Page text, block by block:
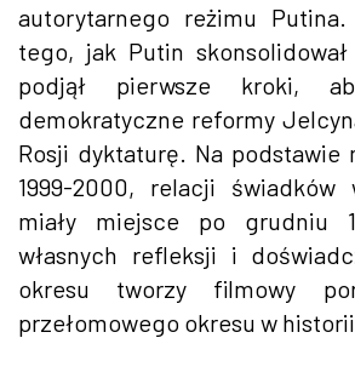
autorytarnego reżimu
tego, jak Putin
podjął pierwsze kroki,
demokratyczne reformy
Rosji dyktaturę. Na podstawie
1999-2000, relacji świadków
miały miejsce po grudniu
własnych refleksji i
okresu tworzy filmowy
przełomowego okresu w historii